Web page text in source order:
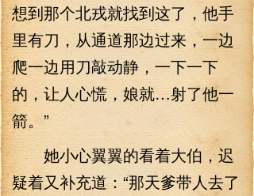
想到那个北戎就找到这了，他手
里有刀，从通道那边过来，一边
爬一边用刀敲动静，一下一下
的，让人心慌，娘就…射了他一
箭。”
她小心翼翼的看着大伯，迟
疑着又补充道：“那天爹带人去了